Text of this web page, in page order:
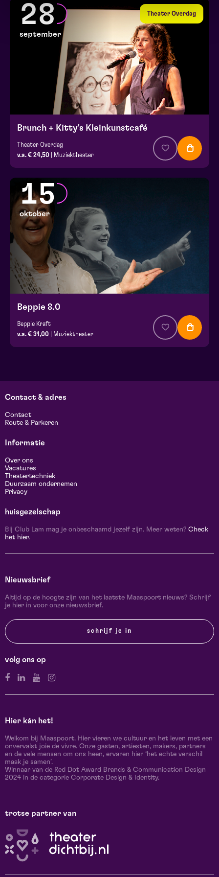
Theater Overdag
28
september
Brunch + Kitty's Kleinkunstcafé
Theater Overdag
v.a. € 24,50 | Muziektheater
15
oktober
Beppie 8.0
Beppie Kraft
v.a. € 31,00 | Muziektheater
Contact & adres
Contact
Route & Parkeren
Informatie
Over ons
Vacatures
Theatertechniek
Duurzaam ondernemen
Privacy
huisgezelschap
Bij Club Lam mag je onbeschaamd jezelf zijn. Meer weten? Check
het hier.
Nieuwsbrief
Altijd op de hoogte zijn van het laatste Maaspoort nieuws? Schrijf
je hier in voor onze nieuwsbrief.
schrijf je in
volg ons op
Hier kán het!
Welkom bij Maaspoort. Hier vieren we cultuur en het leven met een
onvervalst joie de vivre. Onze gasten, artiesten, makers, partners
en de vele mensen om ons heen, ervaren hier ‘het echte verschil
maak je samen’.
Winnaar van de Red Dot Award Brands & Communication Design
2024 in de categorie Corporate Design & Identity.
trotse partner van